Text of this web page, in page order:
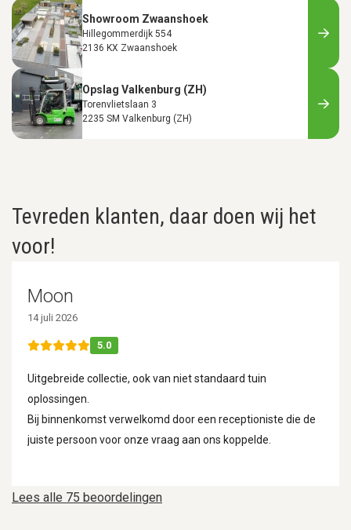
Showroom Zwaanshoek
Hillegommerdijk 554
2136 KX Zwaanshoek
Opslag Valkenburg (ZH)
Torenvlietslaan 3
2235 SM Valkenburg (ZH)
Tevreden klanten, daar doen wij het
voor!
Lees alle 75 beoordelingen
Moon
14 juli 2026
5.0
Uitgebreide collectie, ook van niet standaard tuin
oplossingen.
Bij binnenkomst verwelkomd door een receptioniste die de
juiste persoon voor onze vraag aan ons koppelde.